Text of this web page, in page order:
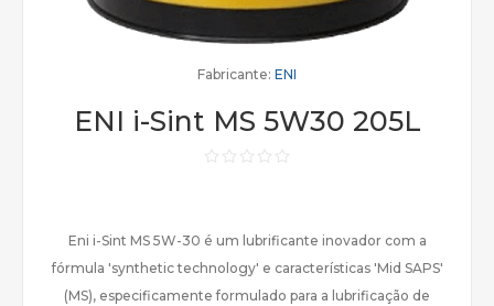
Fabricante: ENI
ENI i-Sint MS 5W30 205L
Eni i-Sint MS 5W-30 é um lubrificante inovador com a
fórmula 'synthetic technology' e características 'Mid SAPS'
(MS), especificamente formulado para a lubrificação de